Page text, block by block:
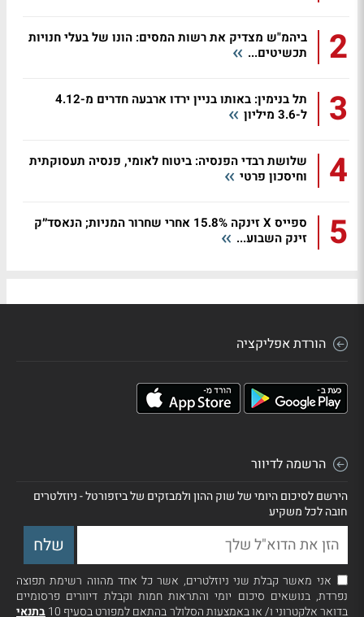
2
ביהמ"ש מצדיק את רשות המסים: הונו של בעלי חנויות
תכשיטים...
3
תל בנימין: באותו בניין ירדו ארבעה חדרים מ-4.12
ל-3.6 מיליון
4
שלושת רבדי הפנסיה: ביטוח לאומי, פנסיה תעסוקתית
וחיסכון פרטי
5
ספייס X זינקה 15.8% אחרי שחרור המניות; הנאסד״ק
זינק השבוע...
הורדת אפליקציה
הרשמה לדיוור
הירשם לסיכום היומי של שוק ההון ולמבזקים של ביזפורטל - ניוזלטרים
חובה לכל משקיע
אני מאשר קבלת שני ניוזלטרים, אשר כל אחד מהווה רשימת תפוצה
נפרדת, בנושאים סיכום יומי והתראות חמות וקבלת דיוורים פרסומיים
בדואר אלקטרוני ו/ או באמצעות הסלולר בהתאם למפורט בסעיף 10
בתנאי